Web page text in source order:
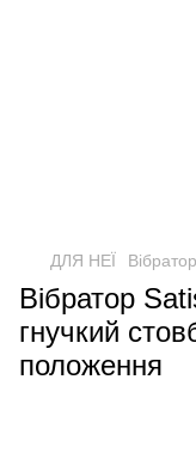
ДЛЯ НЕЇ
Вібратор
гнучкий
положення